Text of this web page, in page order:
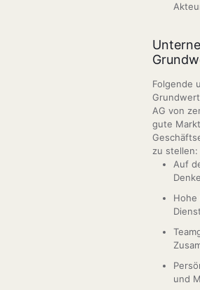
Folgende
AG von
gute
zu stellen:
Auf
Hohe
und